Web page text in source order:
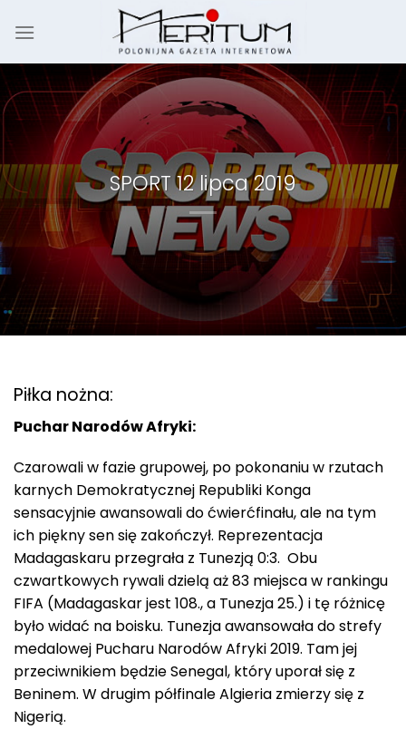
SPORT 12 lipca 2019
Piłka nożna:
Puchar Narodów Afryki:
Czarowali w fazie grupowej, po pokonaniu w rzutach
karnych Demokratycznej Republiki Konga
sensacyjnie awansowali do ćwierćfinału, ale na tym
ich piękny sen się zakończył. Reprezentacja
Madagaskaru przegrała z Tunezją 0:3. Obu
czwartkowych rywali dzielą aż 83 miejsca w rankingu
FIFA (Madagaskar jest 108., a Tunezja 25.) i tę różnicę
było widać na boisku. Tunezja awansowała do strefy
medalowej Pucharu Narodów Afryki 2019. Tam jej
przeciwnikiem będzie Senegal, który uporał się z
Beninem. W drugim półfinale Algieria zmierzy się z
Nigerią.